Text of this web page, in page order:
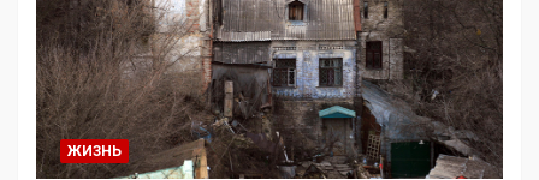
ЖИЗНЬ